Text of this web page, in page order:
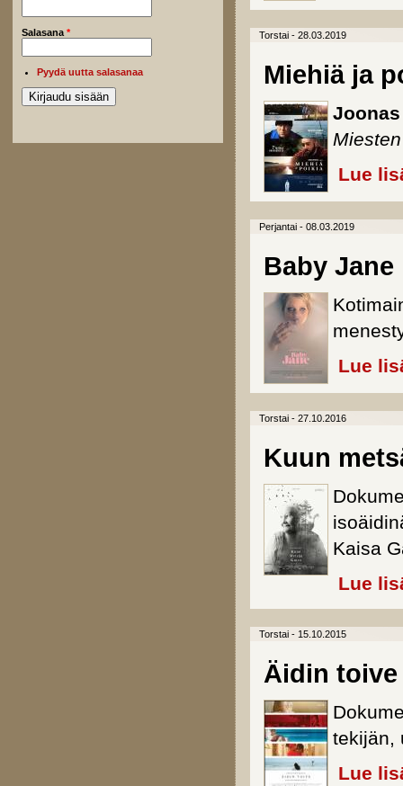
Salasana *
Pyydä uutta salasanaa
Torstai - 28.03.2019
Miehiä ja
Lue
Perjantai - 08.03.2019
Baby Jane
Lue
Torstai - 27.10.2016
Kuun
Kaisa
Lue
Torstai - 15.10.2015
Äidin toive
tekijän,
Lue